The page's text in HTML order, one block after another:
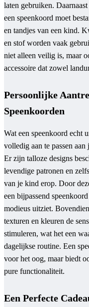
laten gebruiken.
een speenkoord moet
en tandjes van een kind.
en stof worden vaak
niet alleen veilig is, maar
accessoire dat zowel
Persoonlijke
Speenkoorden
Wat een speenkoord echt
volledig aan te passen
Er zijn talloze designs
levendige patronen en
van je kind erop. Door
een bijpassend
modieus uitziet.
texturen en kleuren de
stimuleren, wat het een
dagelijkse routine. Een
voor het oog, maar biedt
pure functionaliteit.
Een Perfecte